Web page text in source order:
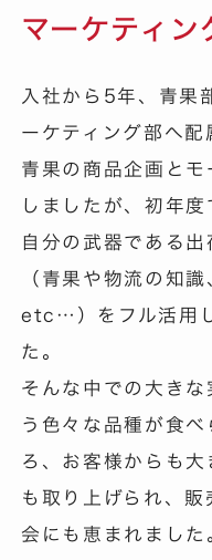
マーケティン
入社から5年、青果
ーケティング部へ配
青果の商品企画とモ
しましたが、初年度
自分の武器である
（青果や物流の知
etc…）をフル活用
た。
そんな中での大き
う色々な品種が食
ろ、お客様からも
も取り上げられ、
会にも恵まれました